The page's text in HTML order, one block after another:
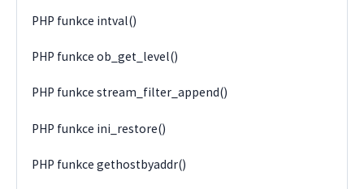
PHP funkce intval()
PHP funkce ob_get_level()
PHP funkce stream_filter_append()
PHP funkce ini_restore()
PHP funkce gethostbyaddr()